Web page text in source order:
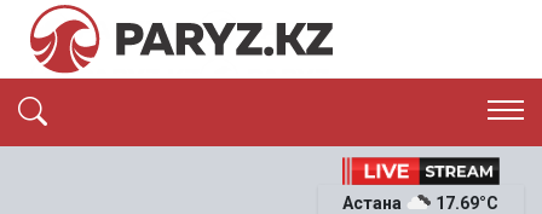
Астана 17.69°C